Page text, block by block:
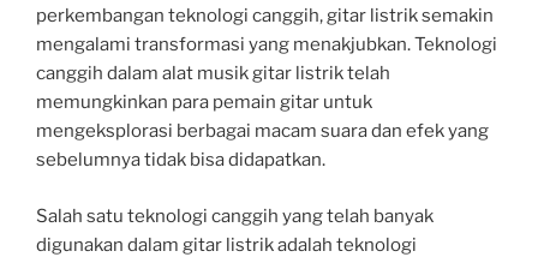
perkembangan teknologi canggih, gitar listrik semakin
mengalami transformasi yang menakjubkan. Teknologi
canggih dalam alat musik gitar listrik telah
memungkinkan para pemain gitar untuk
mengeksplorasi berbagai macam suara dan efek yang
sebelumnya tidak bisa didapatkan.
Salah satu teknologi canggih yang telah banyak
digunakan dalam gitar listrik adalah teknologi